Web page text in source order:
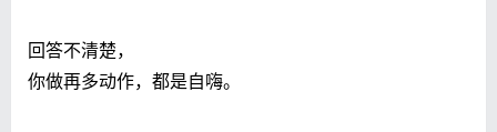
回答不清楚，
你做再多动作，都是自嗨。